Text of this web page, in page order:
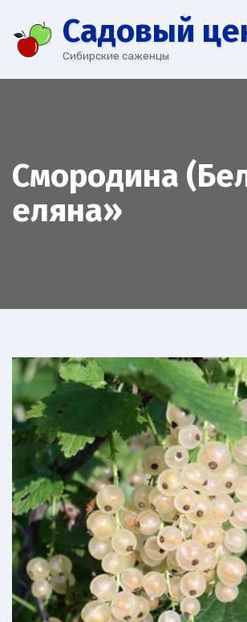
содержимому
Cадовый
Сибирские саженцы
Смородина
еляна»